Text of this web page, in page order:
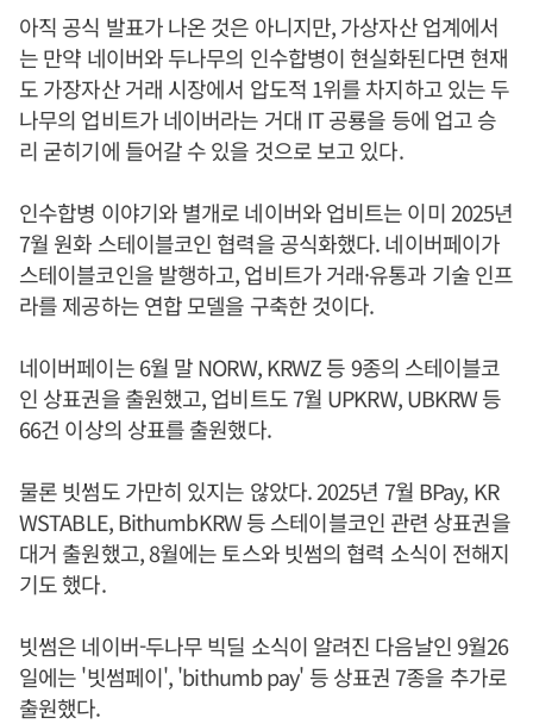
아직 공식 발표가 나온 것은 아니지만, 가상자산 업계에서
는 만약 네이버와 두나무의 인수합병이 현실화된다면 현재
도 가장자산 거래 시장에서 압도적 1위를 차지하고 있는 두
나무의 업비트가 네이버라는 거대 IT 공룡을 등에 업고 승
리 굳히기에 들어갈 수 있을 것으로 보고 있다.
인수합병 이야기와 별개로 네이버와 업비트는 이미 2025년
7월 원화 스테이블코인 협력을 공식화했다. 네이버페이가
스테이블코인을 발행하고, 업비트가 거래·유통과 기술 인프
라를 제공하는 연합 모델을 구축한 것이다.
네이버페이는 6월 말 NORW, KRWZ 등 9종의 스테이블코
인 상표권을 출원했고, 업비트도 7월 UPKRW, UBKRW 등
66건 이상의 상표를 출원했다.​
물론 빗썸도 가만히 있지는 않았다. 2025년 7월 BPay, KR
WSTABLE, BithumbKRW 등 스테이블코인 관련 상표권을
대거 출원했고, 8월에는 토스와 빗썸의 협력 소식이 전해지
기도 했다.
빗썸은 네이버-두나무 빅딜 소식이 알려진 다음날인 9월26
일에는 '빗썸페이', 'bithumb pay' 등 상표권 7종을 추가로
출원했다.